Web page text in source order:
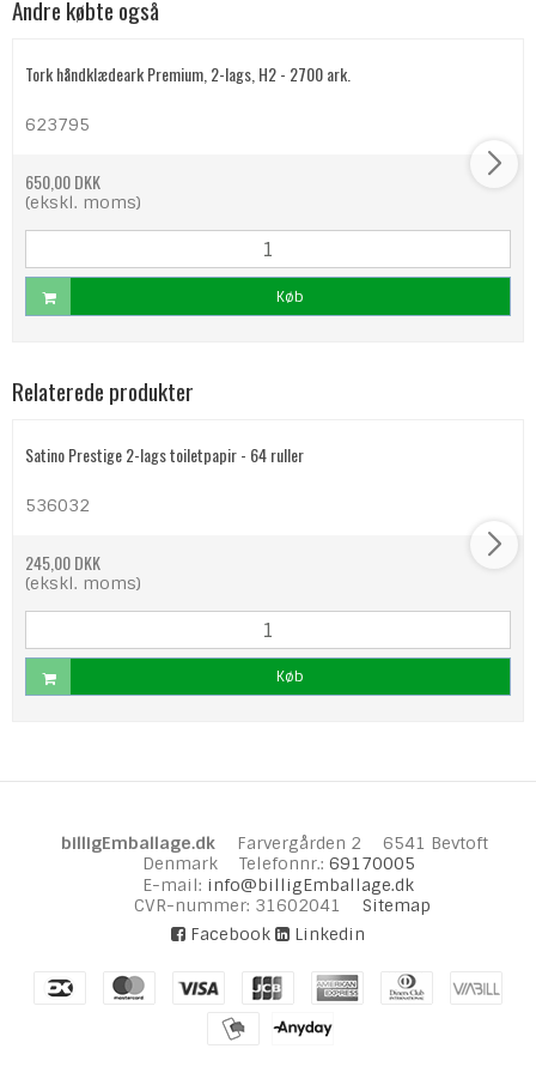
Andre købte også
Tork håndklædeark Premium, 2-lags, H2 - 2700 ark.
623795
650,00 DKK
(ekskl. moms)
Køb
Relaterede produkter
Satino Prestige 2-lags toiletpapir - 64 ruller
536032
245,00 DKK
(ekskl. moms)
Køb
billigEmballage.dk Farvergården 2
6541 Bevtoft
Denmark
Telefonnr.: 69170005
E-mail: info@billigEmballage.dk
CVR-nummer: 31602041
Sitemap
Facebook
Linkedin